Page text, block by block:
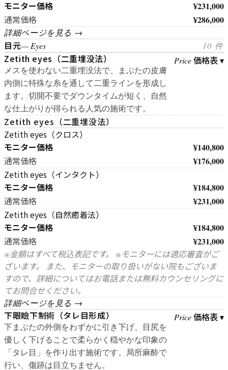
モニター価格 ¥231,000
通常価格 ¥286,000
詳細ページを見る →
目元— Eyes 10 件
Zetith eyes（二重埋没法）
メスを使わない二重埋没法で、まぶたの皮膚
内側に特殊な糸を通して二重ラインを形成し
ます。切開不要でダウンタイムが短く、自然
な仕上がりが得られる人気の施術です。
Price価格表 ▾
Zetith eyes（二重埋没法）
Zetith eyes（クロス）
モニター価格 ¥140,800
通常価格 ¥176,000
Zetith eyes（インタクト）
モニター価格 ¥184,800
通常価格 ¥231,000
Zetith eyes（自然癒着法）
モニター価格 ¥184,800
通常価格 ¥231,000
※金額はすべて税込表記です。 ※モニターには適応審査がご
ざいます。 また、モニターの取り扱いがない院もございま
すので、詳細についてはお電話または無料カウンセリングに
てお問合せください。
詳細ページを見る →
下眼瞼下制術（タレ目形成）
下まぶたの外側をわずかに引き下げ、目尻を
優しく下げることで柔らかく穏やかな印象の
「タレ目」を作り出す施術です。局所麻酔で
行い、傷跡は目立ちません。
Price価格表 ▾